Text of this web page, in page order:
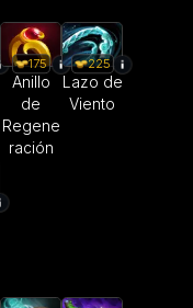
175
Anillo
de
Regene
ración
225
Lazo de
Viento